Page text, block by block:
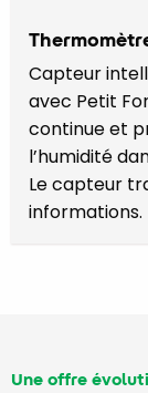
Capteur
avec Petit
continue et
l’humidité
Le capteur
informations.
Une offre